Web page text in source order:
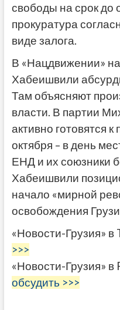
свободы на срок до
прокуратура
виде залога.
В «Нацдвижении»
Хабеишвили
Там объясняют
власти. В партии
активно готовятся
октября – в день
ЕНД и их союзники
Хабеишвили
начало «мирной
освобождения
«Новости-Грузия» в
>>>
«Новости-Грузия» в
обсудить >>>